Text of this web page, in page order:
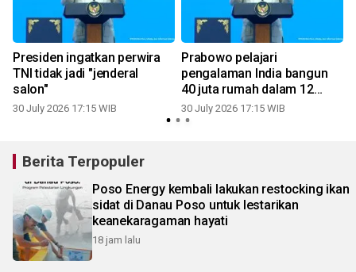
Presiden ingatkan perwira
TNI tidak jadi "jenderal
salon"
30 July 2026 17:15 WIB
Prabowo pelajari
pengalaman India bangun
40 juta rumah dalam 12
tahun
30 July 2026 17:15 WIB
Berita Terpopuler
Poso Energy kembali lakukan restocking ikan
sidat di Danau Poso untuk lestarikan
keanekaragaman hayati
18 jam lalu